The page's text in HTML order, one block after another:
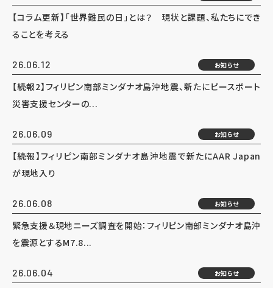
【コラム更新】「世界難民の日」とは？ 現状と課題、私たちにでき
ることを考える
26.06.12 お知らせ
【続報2】フィリピン南部ミンダナオ島沖地震、新たにピースボート
災害支援センターの...
26.06.09 お知らせ
【続報】フィリピン南部ミンダナオ島沖地震で新たにAAR Japan
が現地入り
26.06.08 お知らせ
緊急支援＆現地ニーズ調査を開始：フィリピン南部ミンダナオ島沖
を震源とするM7.8...
26.06.04 お知らせ